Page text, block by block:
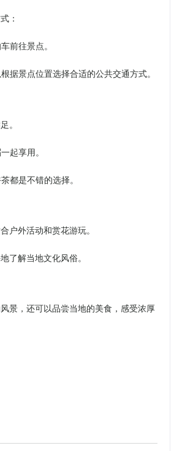
：
前往景点。
据景点位置选择合适的公共交通方式。
。
起享用。
都是不错的选择。
户外活动和赏花游玩。
了解当地文化风俗。
景，还可以品尝当地的美食，感受浓厚